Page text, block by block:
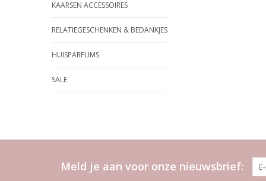
KAARSEN ACCESSOIRES
RELATIEGESCHENKEN & BEDANKJES
HUISPARFUMS
SALE
Meld je aan voor onze nieuwsbrief: